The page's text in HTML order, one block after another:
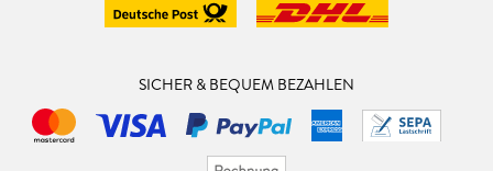
SICHER & BEQUEM BEZAHLEN